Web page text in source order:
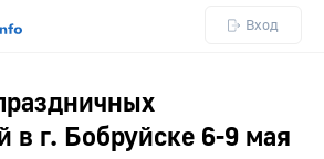
Вход
в г. Бобруйске 6-9 мая